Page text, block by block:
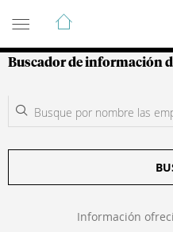
Guía de
Buscador de información
Información